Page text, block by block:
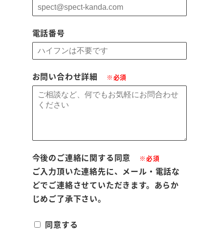
電話番号
お問い合わせ詳細 ※必須
今後のご連絡に関する同意 ※必須
ご入力頂いた連絡先に、メール・電話な
どでご連絡させていただきます。あらか
じめご了承下さい。
同意する